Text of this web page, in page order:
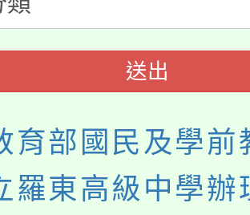
會」之「藝術教育
送出
育部國民及學前
羅東高級中學